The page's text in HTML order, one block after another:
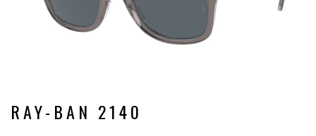
RAY-BAN 2140